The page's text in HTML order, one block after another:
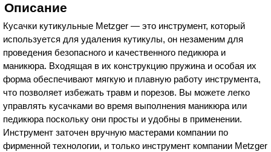
Описание
Кусачки кутикульные Metzger — это инструмент, который
используется для удаления кутикулы, он незаменим для
проведения безопасного и качественного педикюра и
маникюра. Входящая в их конструкцию пружина и особая их
форма обеспечивают мягкую и плавную работу инструмента,
что позволяет избежать травм и порезов. Вы можете легко
управлять кусачками во время выполнения маникюра или
педикюра поскольку они просты и удобны в применении.
Инструмент заточен вручную мастерами компании по
фирменной технологии, и только инструмент компании Metzger